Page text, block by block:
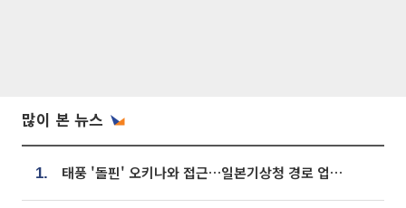
많이 본 뉴스
1. 태풍 '돌핀' 오키나와 접근…일본기상청 경로 업데이트